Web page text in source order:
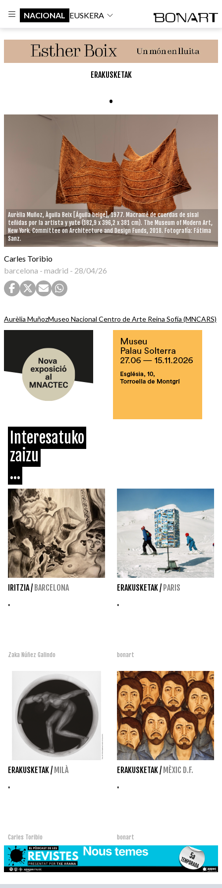
NACIONAL EUSKERA
ERAKUSKETAK
.
Aurèlia Muñoz, Àguila Beix [Águila beige], 1977. Macramé de cuerdas de sisal
teñidas por la artista y yute (182,9 x 396,2 x 381 cm). The Museum of Modern Art,
New York. Committee on Architecture and Design Funds, 2018. Fotografía: Fátima
Sanz.
Carles Toribio
barcelona - madrid - 28/04/26
Aurèlia MuñozMuseo Nacional Centro de Arte Reina Sofía (MNCARS)
Interesatuko
zaizu
...
IRITZIA/ BARCELONA
.
Zaka Núñez Galindo
ERAKUSKETAK/ PARIS
.
bonart
ERAKUSKETAK/ MILÀ
.
Carles Toribio
ERAKUSKETAK/ MÈXIC D.F.
.
bonart